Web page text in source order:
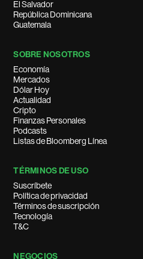
El Salvador
República Dominicana
Guatemala
SOBRE NOSOTROS
Economía
Mercados
Dólar Hoy
Actualidad
Cripto
Finanzas Personales
Podcasts
Listas de Bloomberg Línea
TÉRMINOS DE USO
Suscríbete
Política de privacidad
Términos de suscripción
Tecnología
T&C
NEGOCIOS